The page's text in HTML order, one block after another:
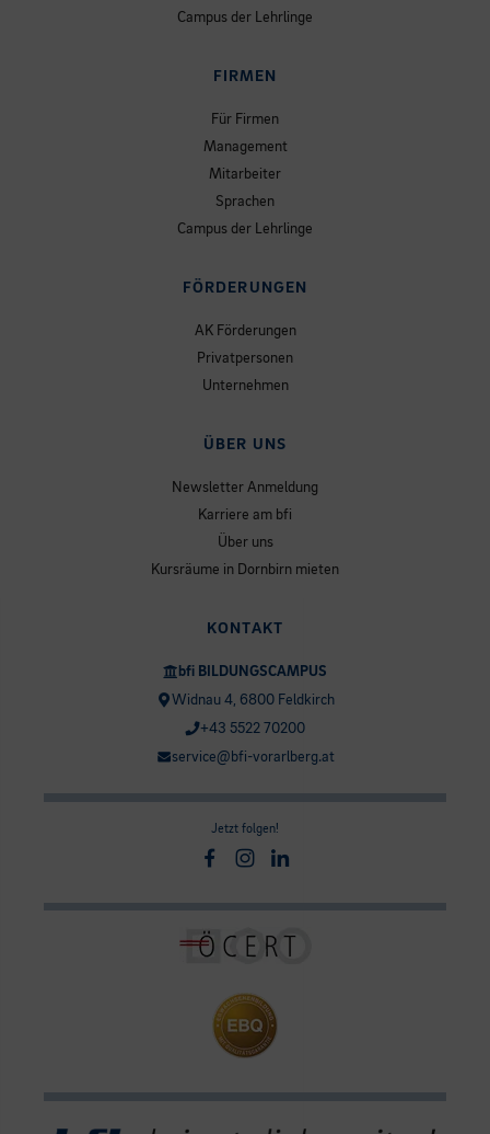
Campus der Lehrlinge
FIRMEN
Für Firmen
Management
Mitarbeiter
Sprachen
Campus der Lehrlinge
FÖRDERUNGEN
AK Förderungen
Privatpersonen
Unternehmen
ÜBER UNS
Newsletter Anmeldung
Karriere am bfi
Über uns
Kursräume in Dornbirn mieten
KONTAKT
bfi BILDUNGSCAMPUS
Widnau 4, 6800 Feldkirch
+43 5522 70200
service@bfi-vorarlberg.at
Jetzt folgen!
Facebook
Instagram
Linkedin